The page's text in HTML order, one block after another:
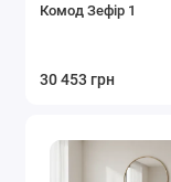
Комод Зефір 1
30 453 грн